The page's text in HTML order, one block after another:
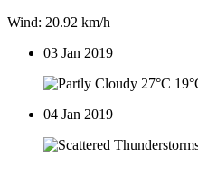
Wind: 20.92 km/h
03 Jan 2019
27°C
04 Jan 2019